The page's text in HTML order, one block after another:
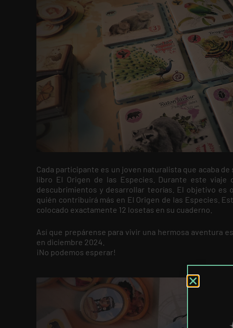
Cada participante es un joven naturalista que acaba
libro El Origen de las Especies. Durante este viaje
descubrimientos y desarrollar teorías. El objetivo es
quién contribuirá más en El Origen de las Especies.
colocado exactamente 12 losetas en su cuaderno.
Así que prepárense para vivir una hermosa aventura
en diciembre 2024.
¡No podemos esperar!